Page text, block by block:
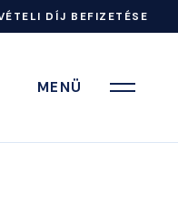
DÍJ BEFIZETÉSE
MENÜ